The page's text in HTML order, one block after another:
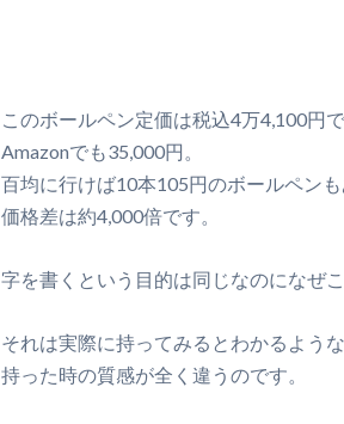
このボールペン定価は税込4万4,100円で
Amazonでも35,000円。
百均に行けば10本105円のボールペン
価格差は約4,000倍です。
字を書くという目的は同じなのになぜ
それは実際に持ってみるとわかるような
持った時の質感が全く違うのです。